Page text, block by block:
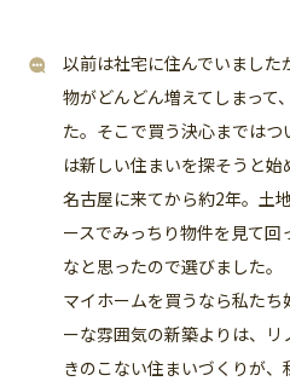
以前は社宅に住んでいまし
物がどんどん増えてしまって
た。そこで買う決心までは
は新しい住まいを探そうと
名古屋に来てから約2年。土
ースでみっちり物件を見て回
なと思ったので選びました。
マイホームを買うなら私たち
ーな雰囲気の新築よりは、
きのこない住まいづくりが、